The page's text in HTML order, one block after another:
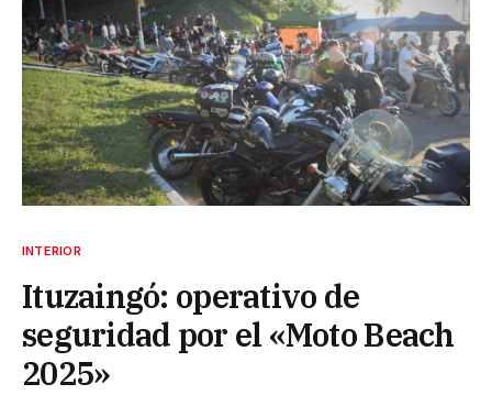
INTERIOR
Ituzaingó: operativo de
seguridad por el «Moto Beach
2025»